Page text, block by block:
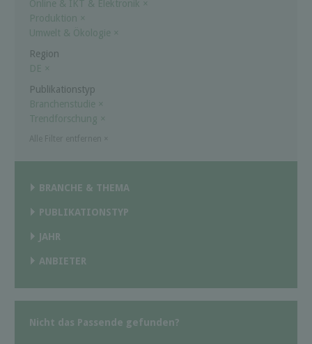
Online & IKT & Elektronik ×
Produktion ×
Umwelt & Ökologie ×
Region
DE ×
Publikationstyp
Branchenstudie ×
Trendforschung ×
BRANCHE & THEMA
PUBLIKATIONSTYP
JAHR
ANBIETER
Nicht das Passende gefunden?